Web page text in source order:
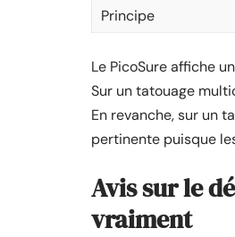
Principe
Le PicoSure affiche
Sur un tatouage
En revanche, sur un
pertinente puisque
Avis sur le
vraiment